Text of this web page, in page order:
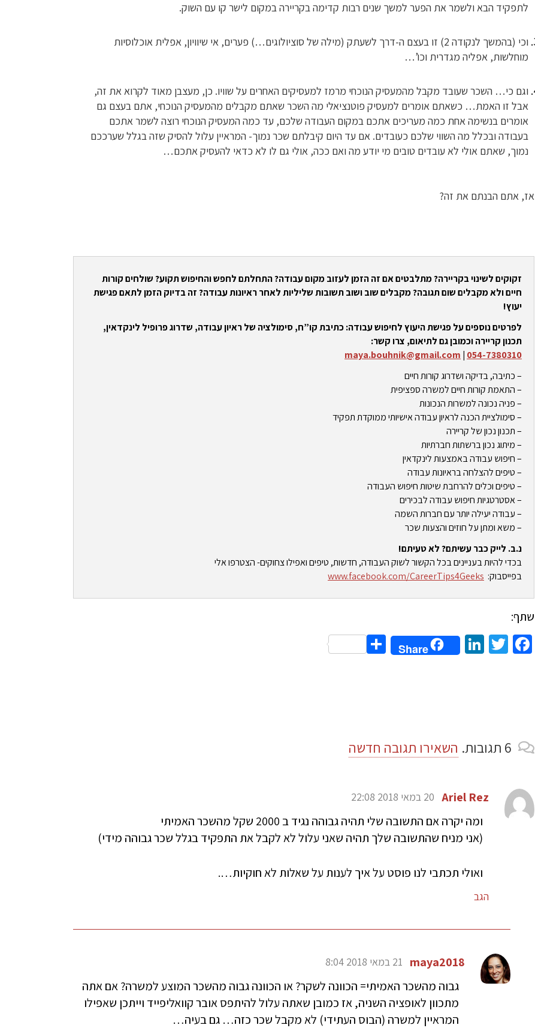
לתפקיד הבא ולשמר את הפער למשך שנים רבות קדימה בקריירה במקום לישר קו עם השוק.
וכי (בהמשך לנקודה 2) זו בעצם ה-דרך לשעתק (מילה של סוציולוגים…) פערים, אי שיוויון, אפלית אוכלוסיות
מוחלשות, אפליה מגדרית וכו’…
וגם כי… השכר שעובד מקבל מהמעסיק הנוכחי מרמז למעסיקים האחרים על שוויו. כן, מעצבן מאוד לקרוא את זה,
אבל זו האמת… כשאתם אומרים למעסיק פוטנציאלי מה השכר שאתם מקבלים מהמעסיק הנוכחי, אתם בעצם גם
אומרים בנשימה אחת כמה מעריכים אתכם במקום העבודה שלכם, עד כמה המעסיק הנוכחי רוצה לשמר אתכם
בעבודה ובכלל מה השווי שלכם כעובדים. אם עד היום קיבלתם שכר נמוך- המראיין עלול להסיק שזה בגלל שערככם
נמוך, שאתם אולי לא עובדים טובים מי יודע מה ואם ככה, אולי גם לו לא כדאי להעסיק אתכם…
אז, אתם הבנתם את זה?
זקוקים לשינוי בקריירה? מתלבטים אם זה הזמן לעזוב מקום עבודה? התחלתם לחפש והחיפוש תקוע? שולחים קורות
חיים ולא מקבלים שום תגובה? מקבלים שוב ושוב תשובות שליליות לאחר ראיונות עבודה? זה בדיוק הזמן לתאם פגישת
יעוץ!
לפרטים נוספים על פגישת היעוץ לחיפוש עבודה: כתיבת קו”ח, סימולציה של ראיון עבודה, שדרוג פרופיל לינקדאין,
תכנון קריירה וכמובן גם לתיאום, צרו קשר:
054-7380310
|
maya.bouhnik@gmail.com
– כתיבה, בדיקה ושדרוג קורות חיים
– התאמת קורות חיים למשרה ספציפית
– פניה נכונה למשרות הנכונות
– סימולציית הכנה לראיון עבודה אישיותי ממוקדת תפקיד
– תכנון נכון של קריירה
– מיתוג נכון ברשתות חברתיות
– חיפוש עבודה באמצעות לינקדאין
– טיפים להצלחה בראיונות עבודה
– טיפים וכלים להרחבת שיטות חיפוש העבודה
– אסטרטגיות חיפוש עבודה לבכירים
– עבודה יעילה יותר עם חברות השמה
– משא ומתן על חוזים והצעות שכר
נ.ב. לייק כבר עשיתם? לא טעיתם!
בכדי להיות בעניינים בכל הקשור לשוק העבודה, חדשות, טיפים ואפילו צחוקים- הצטרפו אלי
בפייסבוק: www.facebook.com/CareerTips4Geeks
שתף:
Facebook
Twitter
LinkedIn
Share
Share
6 תגובות. השאירו תגובה חדשה
Ariel Rez 20 במאי 2018 22:08
ומה יקרה אם התשובה שלי תהיה גבוהה נגיד ב 2000 שקל מהשכר האמיתי
(אני מניח שהתשובה שלך תהיה שאני עלול לא לקבל את התפקיד בגלל שכר גבוהה מידי)
ואולי תכתבי לנו פוסט על איך לענות על שאלות לא חוקיות….
הגב
maya2018 21 במאי 2018 8:04
גבוה מהשכר האמיתי= הכוונה לשקר? או הכוונה גבוה מהשכר המוצע למשרה? אם אתה
מתכוון לאופציה השניה, אז כמובן שאתה עלול להיתפס אובר קוואליפייד וייתכן שאפילו
המראיין למשרה (הבוס העתידי) לא מקבל שכר כזה… גם בעיה…